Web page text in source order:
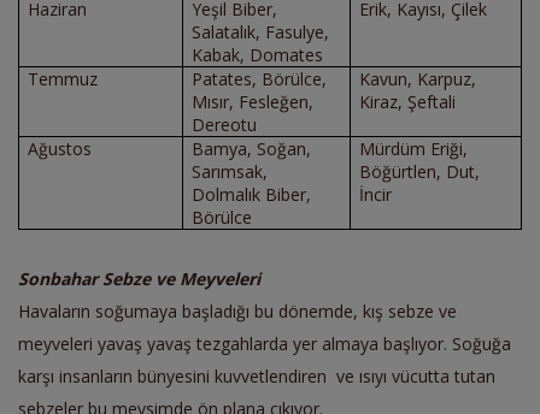
Haziran
Yeşil Biber,
Salatalık, Fasulye,
Kabak, Domates
Erik, Kayısı, Çilek
Temmuz
Patates, Börülce,
Mısır, Fesleğen,
Dereotu
Kavun, Karpuz,
Kiraz, Şeftali
Ağustos
Bamya, Soğan,
Sarımsak,
Dolmalık Biber,
Börülce
Mürdüm Eriği,
Böğürtlen, Dut,
İncir
Sonbahar Sebze ve Meyveleri
Havaların soğumaya başladığı bu dönemde, kış sebze ve
meyveleri yavaş yavaş tezgahlarda yer almaya başlıyor. Soğuğa
karşı insanların bünyesini kuvvetlendiren ve ısıyı vücutta tutan
sebzeler bu mevsimde ön plana çıkıyor.